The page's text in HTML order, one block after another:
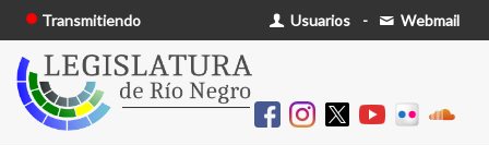
Transmitiendo Usuarios - Webmail